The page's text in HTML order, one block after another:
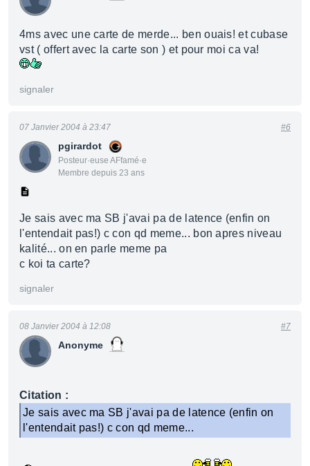
4ms avec une carte de merde... ben ouais! et cubase
vst ( offert avec la carte son ) et pour moi ca va!
signaler
pgirardot
Posteur·euse AFfamé·e
Membre depuis 23 ans
07 Janvier 2004 à 23:47 #6
Je sais avec ma SB j'avai pa de latence (enfin on
l'entendait pas!) c con qd meme... bon apres niveau
kalité... on en parle meme pa
c koi ta carte?
signaler
Anonyme
08 Janvier 2004 à 12:08 #7
Citation :
Je sais avec ma SB j'avai pa de latence (enfin on
l'entendait pas!) c con qd meme...